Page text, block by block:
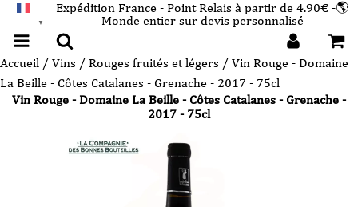
▼
Expédition France - Point Relais à partir de 4.90€ -🌎
Monde entier sur devis personnalisé
Accueil / Vins / Rouges fruités et légers / Vin Rouge - Domaine
La Beille - Côtes Catalanes - Grenache - 2017 - 75cl
Vin Rouge - Domaine La Beille - Côtes Catalanes - Grenache -
2017 - 75cl